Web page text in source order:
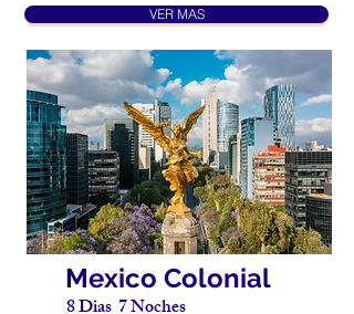
VER MAS
Mexico Colonial